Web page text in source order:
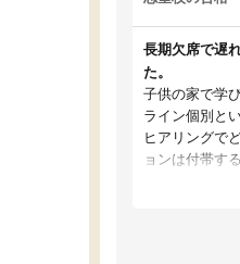
長期欠席で遅
た。
子供の家で学
ライン個別と
ヒアリングで
ョンは付帯す
講師とのマッ
グを行い、そ